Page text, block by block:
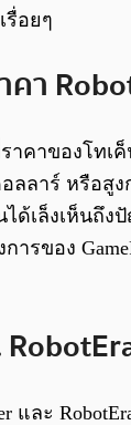
รื่อยๆ
า
าคาของโทเ
ลลาร์ หรือสู
ด้เล็งเห็นถึง
การของ
และ